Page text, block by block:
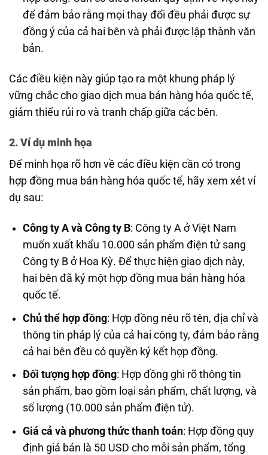
để đảm bảo rằng mọi thay đổi đều phải được sự
đồng ý của cả hai bên và phải được lập thành văn
bản.
Các điều kiện này giúp tạo ra một khung pháp lý
vững chắc cho giao dịch mua bán hàng hóa quốc tế,
giảm thiểu rủi ro và tranh chấp giữa các bên.
2. Ví dụ minh họa
Để minh họa rõ hơn về các điều kiện cần có trong
hợp đồng mua bán hàng hóa quốc tế, hãy xem xét ví
dụ sau:
Công ty A và Công ty B: Công ty A ở Việt Nam
muốn xuất khẩu 10.000 sản phẩm điện tử sang
Công ty B ở Hoa Kỳ. Để thực hiện giao dịch này,
hai bên đã ký một hợp đồng mua bán hàng hóa
quốc tế.
Chủ thể hợp đồng: Hợp đồng nêu rõ tên, địa chỉ và
thông tin pháp lý của cả hai công ty, đảm bảo rằng
cả hai bên đều có quyền ký kết hợp đồng.
Đối tượng hợp đồng: Hợp đồng ghi rõ thông tin
sản phẩm, bao gồm loại sản phẩm, chất lượng, và
số lượng (10.000 sản phẩm điện tử).
Giá cả và phương thức thanh toán: Hợp đồng quy
định giá bán là 50 USD cho mỗi sản phẩm, tổng